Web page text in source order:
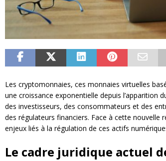
Les cryptomonnaies, ces monnaies virtuelles
une croissance exponentielle depuis l’apparition
des investisseurs, des consommateurs et des
des régulateurs financiers. Face à cette
enjeux liés à la régulation de ces actifs
Le cadre juridique actuel